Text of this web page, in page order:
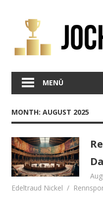
springen
MENÜ
MONTH: AUGUST 2025
Edeltraud Nickel